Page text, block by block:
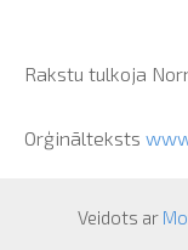
Rakstu tulkoja
Orģinālteksts
Veidots ar